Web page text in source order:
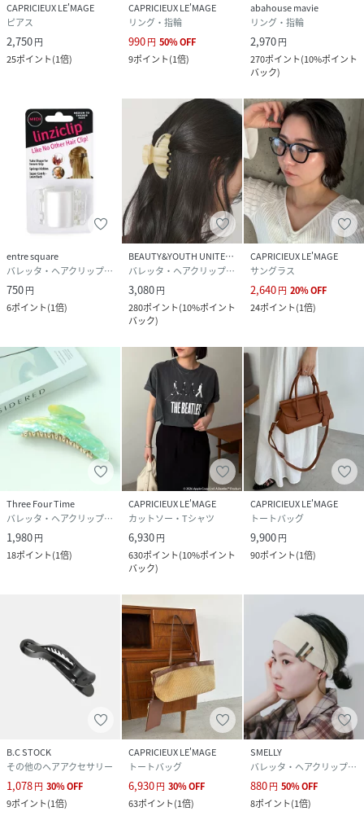
CAPRICIEUX LE'MAGE
ピアス
2,750円
25ポイント(1倍)
CAPRICIEUX LE'MAGE
リング・指輪
990円 50%OFF
9ポイント(1倍)
abahouse mavie
リング・指輪
2,970円
270ポイント(10%ポイント
バック)
entre square
バレッタ・ヘアクリップ・ヘアピン
750円
6ポイント(1倍)
BEAUTY&YOUTH UNITED ARROWS
バレッタ・ヘアクリップ・ヘアピン
3,080円
280ポイント(10%ポイント
バック)
CAPRICIEUX LE'MAGE
サングラス
2,640円 20%OFF
24ポイント(1倍)
Three Four Time
バレッタ・ヘアクリップ・ヘアピン
1,980円
18ポイント(1倍)
CAPRICIEUX LE'MAGE
カットソー・Tシャツ
6,930円
630ポイント(10%ポイント
バック)
CAPRICIEUX LE'MAGE
トートバッグ
9,900円
90ポイント(1倍)
B.C STOCK
その他のヘアアクセサリー
1,078円 30%OFF
9ポイント(1倍)
CAPRICIEUX LE'MAGE
トートバッグ
6,930円 30%OFF
63ポイント(1倍)
SMELLY
バレッタ・ヘアクリップ・ヘアピン
880円 50%OFF
8ポイント(1倍)